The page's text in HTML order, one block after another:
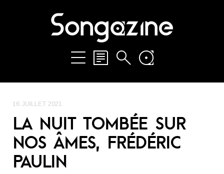
16 JUILLET 2021
LA NUIT TOMBÉE SUR
NOS ÂMES, FRÉDÉRIC
PAULIN